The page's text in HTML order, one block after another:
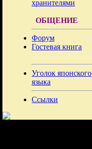
хранителями
ОБЩЕНИЕ
Форум
Гостевая книга
Уголок японского
языка
Ссылки